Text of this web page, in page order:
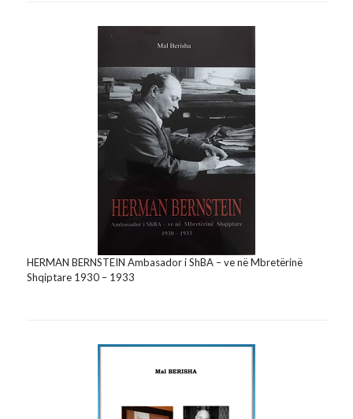
HERMAN BERNSTEIN Ambasador i ShBA – ve në Mbretërinë
Shqiptare 1930 – 1933